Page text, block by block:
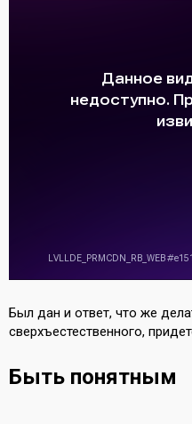
Был дан и ответ, что же
сверхъестественного,
Быть понятным